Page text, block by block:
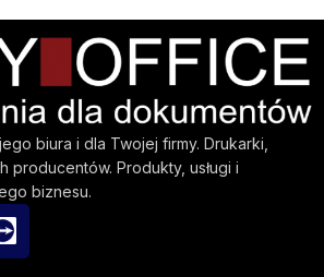
biura i dla Twojej firmy. Drukarki,
producentów. Produkty, usługi i
biznesu.